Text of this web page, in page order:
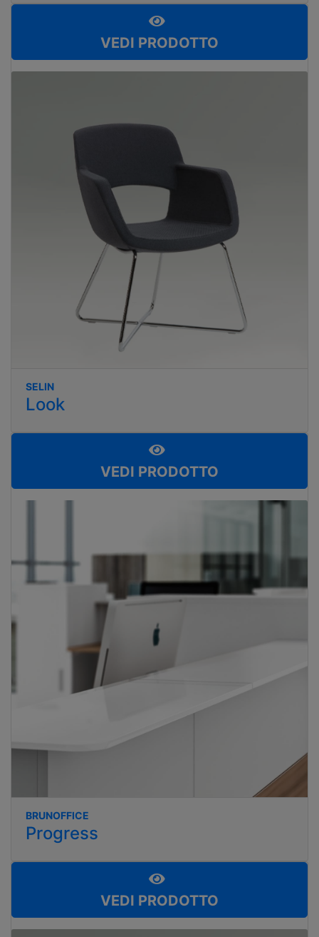
VEDI PRODOTTO
SELIN
Look
VEDI PRODOTTO
BRUNOFFICE
Progress
VEDI PRODOTTO